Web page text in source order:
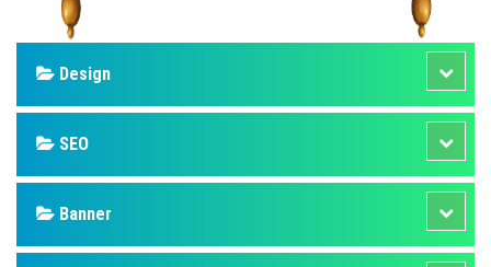
Design
SEO
Banner